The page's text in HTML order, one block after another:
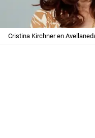
Cristina Kirchner en